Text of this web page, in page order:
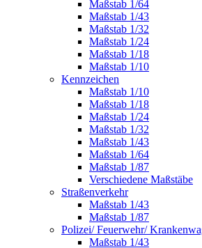
Maßstab 1/64
Maßstab 1/43
Maßstab 1/32
Maßstab 1/24
Maßstab 1/18
Maßstab 1/10
Kennzeichen
Maßstab 1/10
Maßstab 1/18
Maßstab 1/24
Maßstab 1/32
Maßstab 1/43
Maßstab 1/64
Maßstab 1/87
Verschiedene Maßstäbe
Straßenverkehr
Maßstab 1/43
Maßstab 1/87
Polizei/ Feuerwehr/
Maßstab 1/43